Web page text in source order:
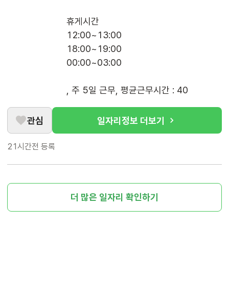
휴게시간
12:00~13:00
18:00~19:00
00:00~03:00
, 주 5일 근무, 평균근무시간 : 40
관심 일자리정보 더보기
21시간전 등록
더 많은 일자리 확인하기